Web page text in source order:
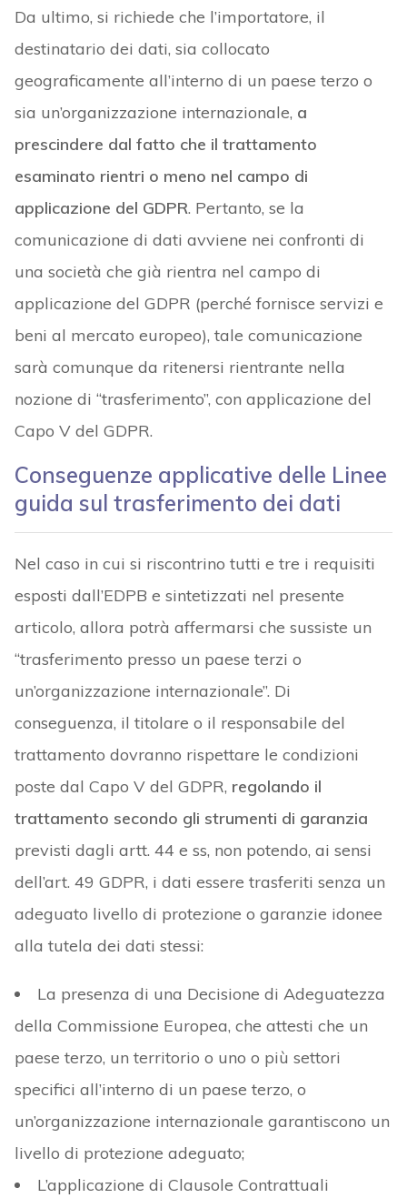
Da ultimo, si richiede che l’importatore, il
destinatario dei dati, sia collocato
geograficamente all’interno di un paese terzo o
sia un’organizzazione internazionale, a
prescindere dal fatto che il trattamento
esaminato rientri o meno nel campo di
applicazione del GDPR. Pertanto, se la
comunicazione di dati avviene nei confronti di
una società che già rientra nel campo di
applicazione del GDPR (perché fornisce servizi e
beni al mercato europeo), tale comunicazione
sarà comunque da ritenersi rientrante nella
nozione di “trasferimento”, con applicazione del
Capo V del GDPR.
Conseguenze applicative delle Linee
guida sul trasferimento dei dati
Nel caso in cui si riscontrino tutti e tre i requisiti
esposti dall’EDPB e sintetizzati nel presente
articolo, allora potrà affermarsi che sussiste un
“trasferimento presso un paese terzi o
un’organizzazione internazionale”. Di
conseguenza, il titolare o il responsabile del
trattamento dovranno rispettare le condizioni
poste dal Capo V del GDPR, regolando il
trattamento secondo gli strumenti di garanzia
previsti dagli artt. 44 e ss, non potendo, ai sensi
dell’art. 49 GDPR, i dati essere trasferiti senza un
adeguato livello di protezione o garanzie idonee
alla tutela dei dati stessi:
La presenza di una Decisione di Adeguatezza
della Commissione Europea, che attesti che un
paese terzo, un territorio o uno o più settori
specifici all’interno di un paese terzo, o
un’organizzazione internazionale garantiscono un
livello di protezione adeguato;
L’applicazione di Clausole Contrattuali